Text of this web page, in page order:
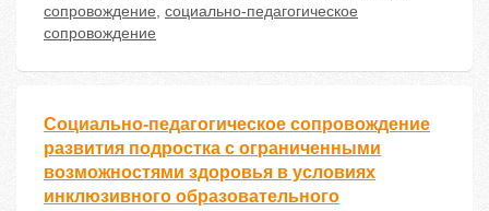
сопровождение, социально-педагогическое
сопровождение
Социально-педагогическое сопровождение
развития подростка с ограниченными
возможностями здоровья в условиях
инклюзивного образовательного